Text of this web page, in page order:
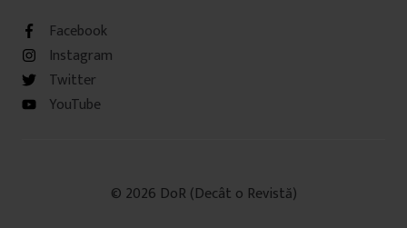
Facebook
Instagram
Twitter
YouTube
© 2026 DoR (Decât o Revistă)